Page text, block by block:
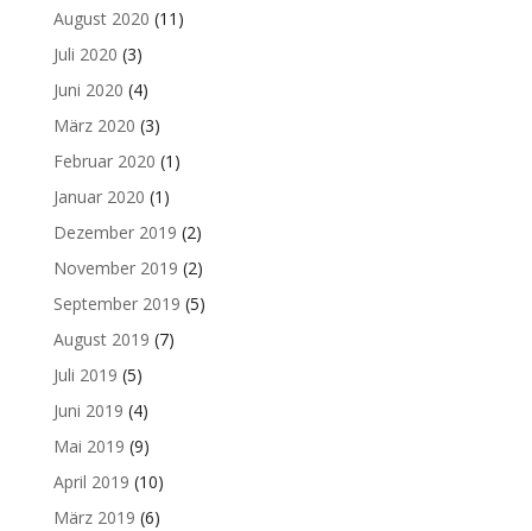
August 2020 (11)
Juli 2020 (3)
Juni 2020 (4)
März 2020 (3)
Februar 2020 (1)
Januar 2020 (1)
Dezember 2019 (2)
November 2019 (2)
September 2019 (5)
August 2019 (7)
Juli 2019 (5)
Juni 2019 (4)
Mai 2019 (9)
April 2019 (10)
März 2019 (6)